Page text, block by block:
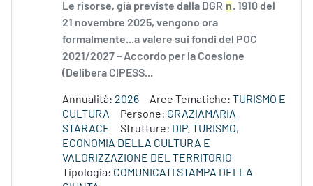
Le risorse, già previste dalla DGR n. 1910 del
21 novembre 2025, vengono ora
formalmente...a valere sui fondi del POC
2021/2027 – Accordo per la Coesione
(Delibera CIPESS...
Annualità: 2026 Aree Tematiche: TURISMO E
CULTURA
Persone: GRAZIAMARIA
STARACE
Strutture: DIP. TURISMO,
ECONOMIA DELLA CULTURA E
VALORIZZAZIONE DEL TERRITORIO
Tipologia: COMUNICATI STAMPA DELLA